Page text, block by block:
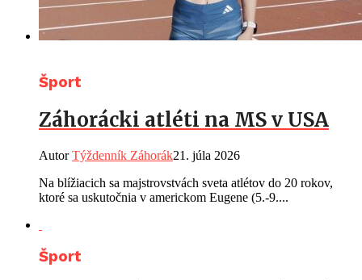
Šport
Záhorácki atléti na MS v USA
AutorTýždenník Záhorák21. júla 2026
Na blížiacich sa majstrovstvách sveta atlétov do 20 rokov,
ktoré sa uskutočnia v americkom Eugene (5.-9....
Šport